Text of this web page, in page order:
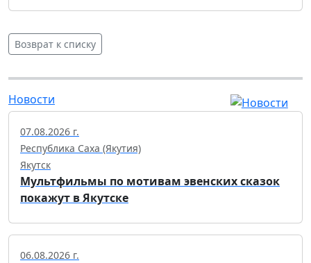
Возврат к списку
Новости
07.08.2026 г.
Республика Саха (Якутия)
Якутск
Мультфильмы по мотивам эвенских сказок
покажут в Якутске
06.08.2026 г.